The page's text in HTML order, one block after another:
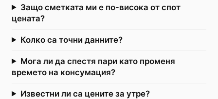
Защо сметката ми е по-висока от спот
цената?
Колко са точни данните?
Мога ли да спестя пари като променя
времето на консумация?
Известни ли са цените за утре?